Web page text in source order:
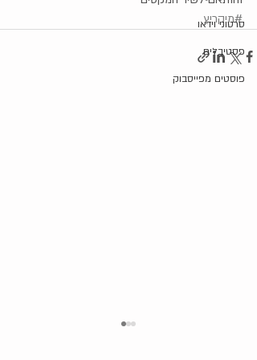
סרטוני וידאו
פסטיבלים
פוסטים מפייסבוק
#מיקריץ